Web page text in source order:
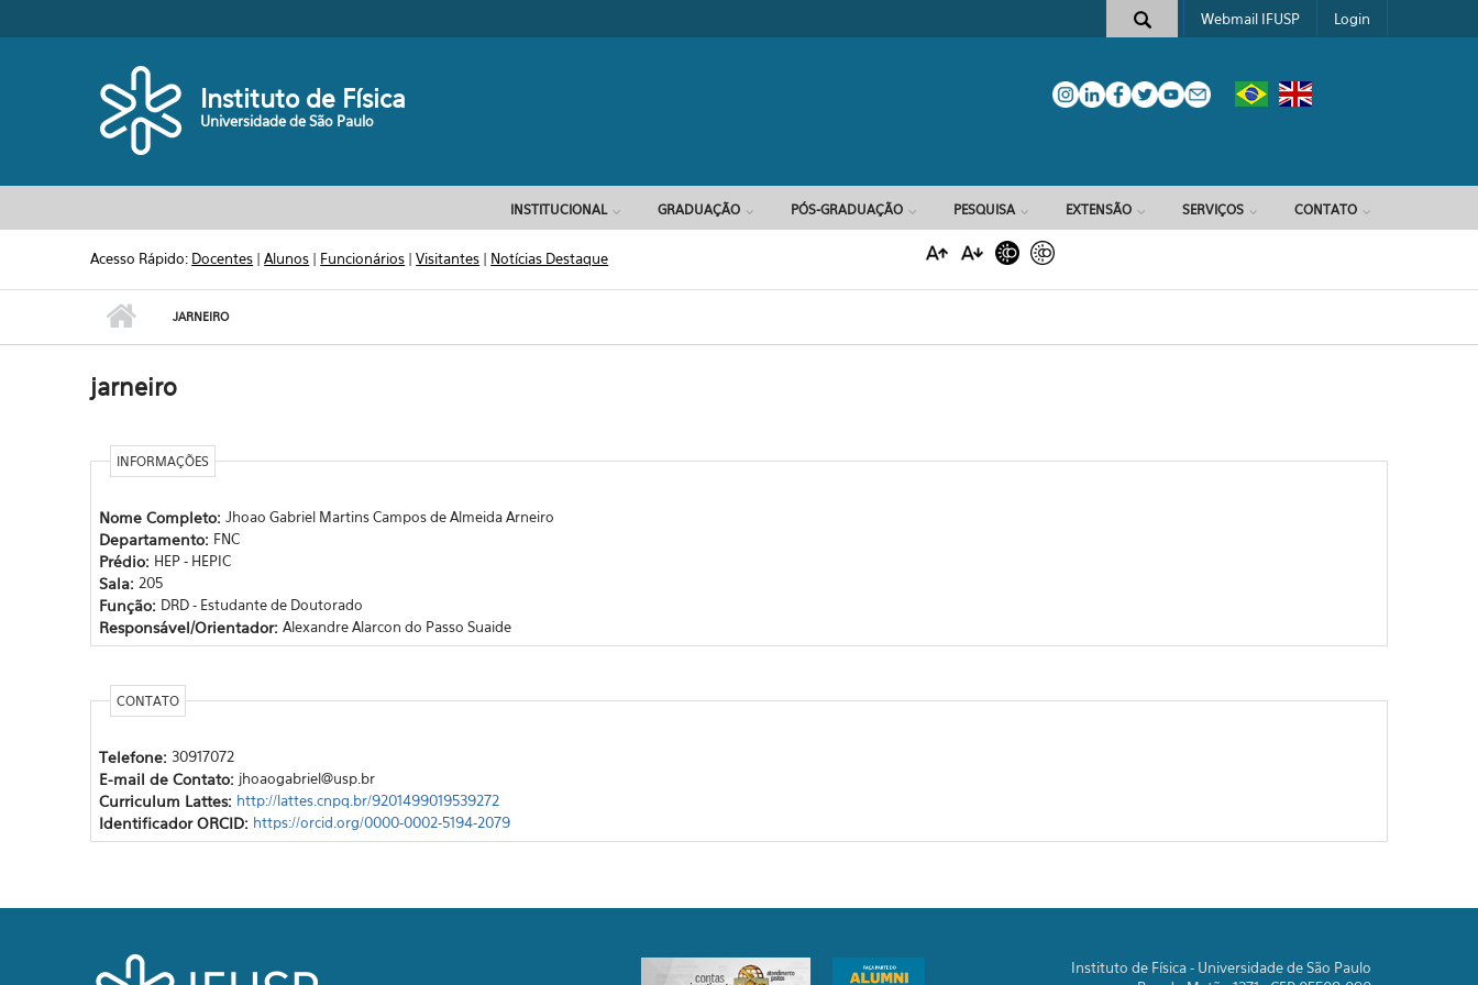
Formulário de busca
Webmail IFUSP Login
Instituto de Física
Universidade de São Paulo
INSTITUCIONAL GRADUAÇÃO PÓS-GRADUAÇÃO PESQUISA EXTENSÃO SERVIÇOS CONTATO
Acesso Rápido: Docentes |Alunos | Funcionários |Visitantes | Notícias Destaque
JARNEIRO
jarneiro
INFORMAÇÕES
Nome Completo: Jhoao Gabriel Martins Campos de Almeida Arneiro
Departamento: FNC
Prédio: HEP - HEPIC
Sala: 205
Função: DRD - Estudante de Doutorado
Responsável/Orientador: Alexandre Alarcon do Passo Suaide
CONTATO
Telefone: 30917072
E-mail de Contato: jhoaogabriel@usp.br
Curriculum Lattes: http://lattes.cnpq.br/9201499019539272
Identificador ORCID: https://orcid.org/0000-0002-5194-2079
Instituto de Física - Universidade de São Paulo